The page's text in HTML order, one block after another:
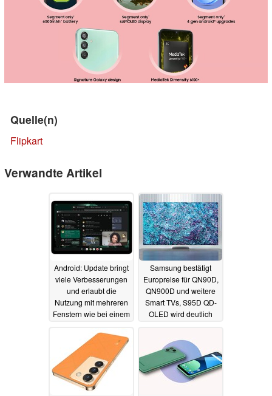
Quelle(n)
Flipkart
Verwandte Artikel
Android: Update bringt
viele Verbesserungen
und erlaubt die
Nutzung mit mehreren
Fenstern wie bei einem
Betriebssystem
13.09.2024
Samsung bestätigt
Europreise für QN90D,
QN900D und weitere
Smart TVs, S95D QD-
OLED wird deutlich